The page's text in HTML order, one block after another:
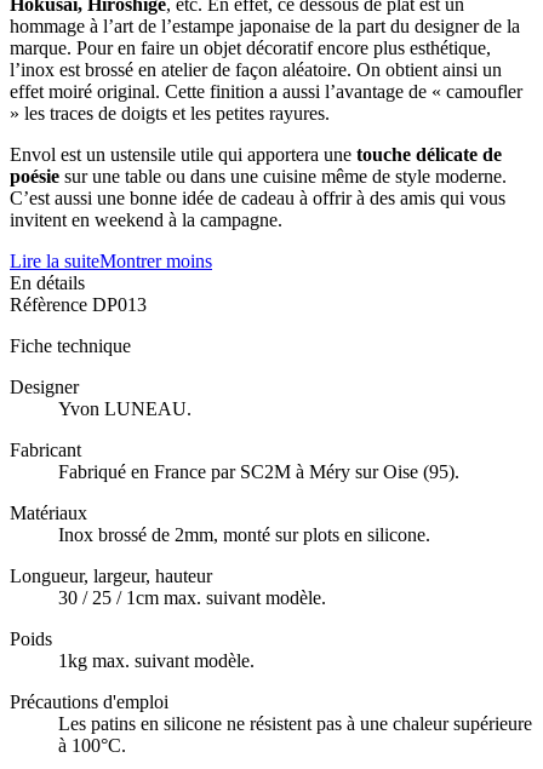
Hokusai, Hiroshige, etc. En effet, ce dessous de plat est un
hommage à l’art de l’estampe japonaise de la part du designer de la
marque. Pour en faire un objet décoratif encore plus esthétique,
l’inox est brossé en atelier de façon aléatoire. On obtient ainsi un
effet moiré original. Cette finition a aussi l’avantage de « camoufler
» les traces de doigts et les petites rayures.
Envol est un ustensile utile qui apportera une touche délicate de
poésie sur une table ou dans une cuisine même de style moderne.
C’est aussi une bonne idée de cadeau à offrir à des amis qui vous
invitent en weekend à la campagne.
Lire la suiteMontrer moins
En détails
Réfèrence DP013
Fiche technique
Designer
Yvon LUNEAU.
Fabricant
Fabriqué en France par SC2M à Méry sur Oise (95).
Matériaux
Inox brossé de 2mm, monté sur plots en silicone.
Longueur, largeur, hauteur
30 / 25 / 1cm max. suivant modèle.
Poids
1kg max. suivant modèle.
Précautions d'emploi
Les patins en silicone ne résistent pas à une chaleur supérieure
à 100°C.